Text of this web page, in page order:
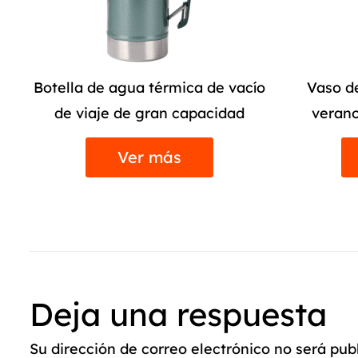
Vaso de refresco al vacío de
verano con mango de paja
Ver más
Taza
Deja una respuesta
Su dirección de correo electrónico no será